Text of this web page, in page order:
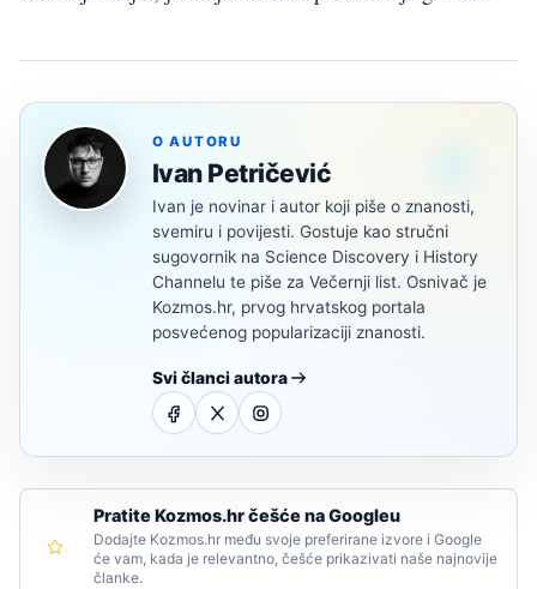
O AUTORU
Ivan Petričević
Ivan je novinar i autor koji piše o znanosti,
svemiru i povijesti. Gostuje kao stručni
sugovornik na Science Discovery i History
Channelu te piše za Večernji list. Osnivač je
Kozmos.hr, prvog hrvatskog portala
posvećenog popularizaciji znanosti.
Svi članci autora
Pratite Kozmos.hr češće na Googleu
Dodajte Kozmos.hr među svoje preferirane izvore i Google
će vam, kada je relevantno, češće prikazivati naše najnovije
članke.